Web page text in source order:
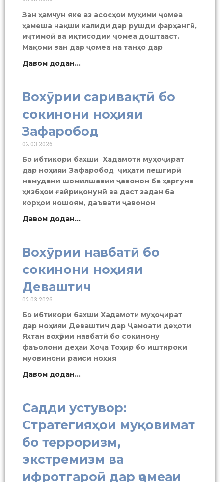
Зан ҳамчун яке аз асосҳои муҳими ҷомеа
ҳамеша нақши калиди дар рушди фарҳангӣ,
иҷтимоӣ ва иқтисодии ҷомеа доштааст.
Мақоми зан дар ҷомеа на танҳо дар
Давом додан...
Вохӯрии саривақтӣ бо
сокинони ноҳияи
Зафаробод
02.03.2026
Бо ибтикори бахши Хадамоти муҳоҷират
дар ноҳияи Зафаробод ҷиҳати пешгирӣ
намудани шомилшавии ҷавонон ба ҳаргуна
ҳизбҳои ғайриқонунӣ ва даст задан ба
корҳои ношоям, даъвати ҷавонон
Давом додан...
Вохӯрии навбатӣ бо
сокинони ноҳияи
Деваштич
02.03.2026
Бо ибтикори бахши Хадамоти муҳоҷират
дар ноҳияи Деваштич дар Ҷамоати деҳоти
Яхтан вохӯрии навбатӣ бо сокинону
фаъолони деҳаи Хоҷа Тоҳир бо иштироки
муовинони раиси ноҳия
Давом додан...
Садди устувор:
Стратегияҳои муқовимат
бо терроризм,
экстремизм ва
ифротгароӣ дар ҷомеаи